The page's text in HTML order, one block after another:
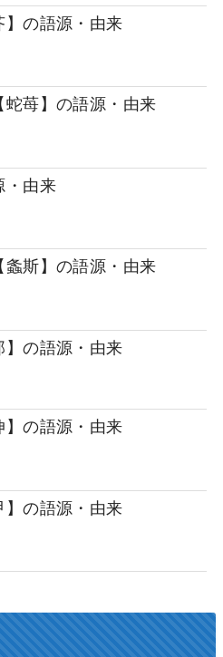
】の語源・由来
苺】の語源・由来
・由来
螽斯】の語源・由来
の語源・由来
の語源・由来
の語源・由来